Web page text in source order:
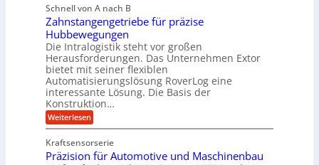
l
i
k
i
m
V
e
r
g
e
b
i
g
e
K
u
g
e
l
g
e
w
g
e
r
t
U
m
s
a
t
u
e
h
r
A
r
b
e
i
t
s
l
o
Schnell von A nach B
Zahnstangengetriebe für präzise
Hubbewegungen
Die Intralogistik steht vor großen
Herausforderungen. Das Unternehmen Extor
bietet mit seiner flexiblen
Automatisierungslösung RoverLog eine
interessante Lösung. Die Basis der
Konstruktion…
Weiterlesen:
Z
h
n
Kraftsensorserie
Präzision für Automotive und Maschinenbau